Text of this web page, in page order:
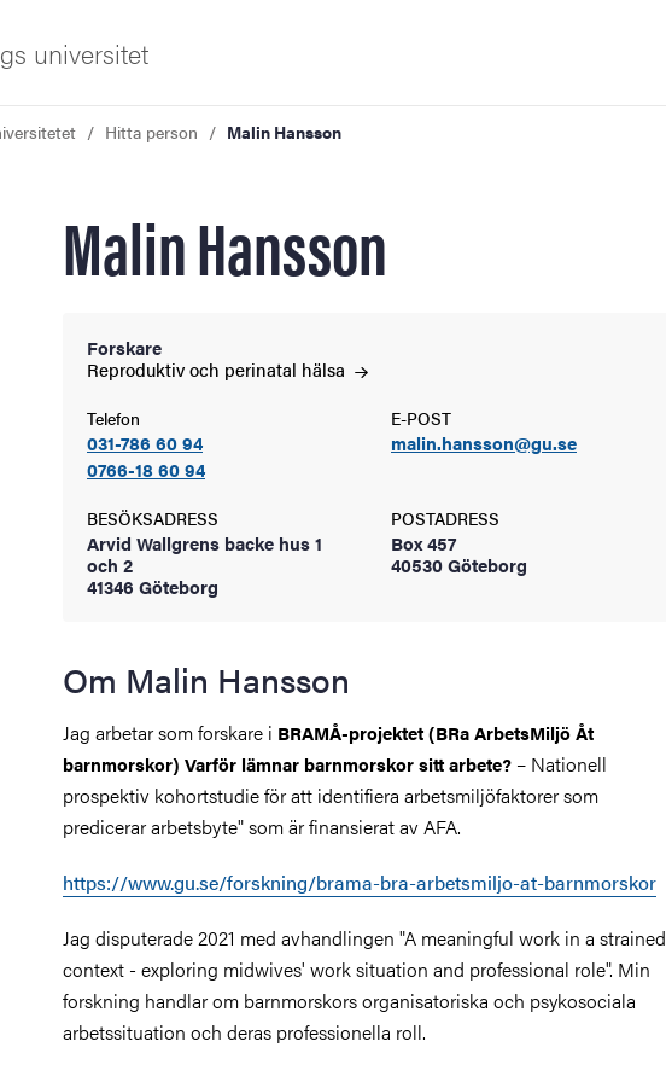
och innovation
universitetet
hos oss
och värderingar
och traditioner
universitet
Hitta person Malin Hansson
Malin Hansson
Forskare
Reproduktiv och perinatal hälsa
Telefon
031-786 60 94
0766-18 60 94
E-POST
malin.hansson@gu.se
BESÖKSADRESS
Arvid Wallgrens backe hus 1
och 2
41346 Göteborg
POSTADRESS
Box 457
40530 Göteborg
Om Malin Hansson
Jag arbetar som forskare i BRAMÅ-projektet (BRa ArbetsMiljö Åt
barnmorskor) Varför lämnar barnmorskor sitt arbete? – Nationell
prospektiv kohortstudie för att identifiera arbetsmiljöfaktorer som
predicerar arbetsbyte" som är finansierat av AFA.
https://www.gu.se/forskning/brama-bra-arbetsmiljo-at-barnmorskor
Jag disputerade 2021 med avhandlingen "A meaningful work in a strained
context - exploring midwives' work situation and professional role". Min
forskning handlar om barnmorskors organisatoriska och psykosociala
arbetssituation och deras professionella roll.